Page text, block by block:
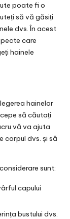
poate fi o
să vă găsiți
dvs. În acest
care
hainele
hainelor
să căutați
vă va ajuta
corpul dvs. și să
sunt:
capului
bustului dvs.